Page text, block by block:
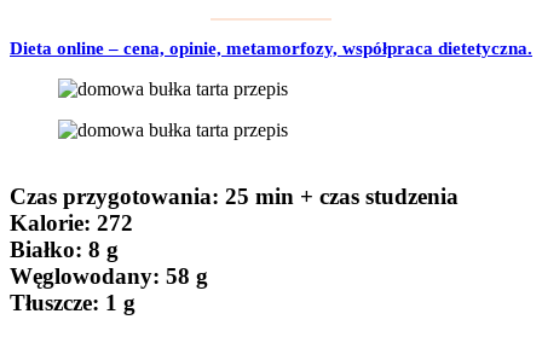
Dieta online – cena, opinie, metamorfozy, współpraca dietetyczna.
Czas przygotowania: 25 min + czas studzenia
Kalorie: 272
Białko: 8 g
Węglowodany: 58 g
Tłuszcze: 1 g